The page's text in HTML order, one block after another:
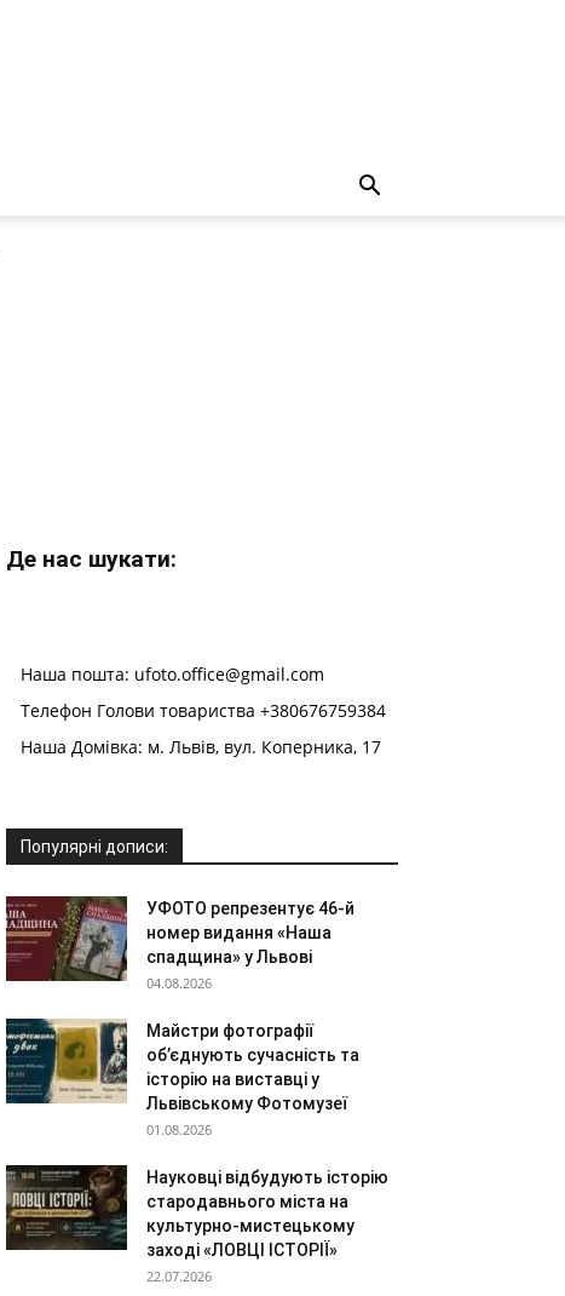
Де нас шукати:
Наша пошта: ufoto.office@gmail.com
Телефон Голови товариства +380676759384
Наша Домівка: м. Львів, вул. Коперника, 17
Популярні дописи:
УФОТО репрезентує 46-й
номер видання «Наша
спадщина» у Львові
04.08.2026
Майстри фотографії
об’єднують сучасність та
історію на виставці у
Львівському Фотомузеї
01.08.2026
Науковці відбудують історію
стародавнього міста на
культурно-мистецькому
заході «ЛОВЦІ ІСТОРІЇ»
22.07.2026